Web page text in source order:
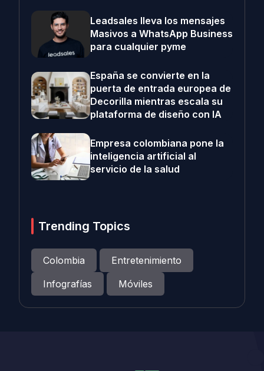
Leadsales lleva los mensajes
Masivos a WhatsApp Business
para cualquier pyme
España se convierte en la
puerta de entrada europea de
Decorilla mientras escala su
plataforma de diseño con IA
Empresa colombiana pone la
inteligencia artificial al
servicio de la salud
Trending Topics
Colombia
Entretenimiento
Infografías
Móviles